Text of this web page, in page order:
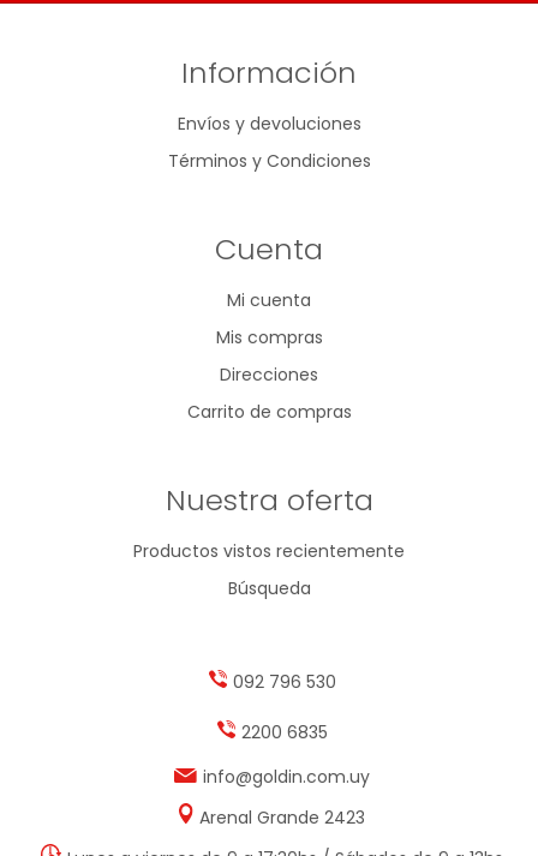
Información
Envíos y devoluciones
Términos y Condiciones
Cuenta
Mi cuenta
Mis compras
Direcciones
Carrito de compras
Nuestra oferta
Productos vistos recientemente
Búsqueda
092 796 530
2200 6835
info@goldin.com.uy
Arenal Grande 2423